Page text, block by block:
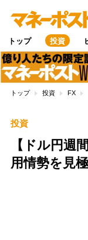
トップ 投資
トップ 投資 FX
投資
【ドル円週
用情勢を見